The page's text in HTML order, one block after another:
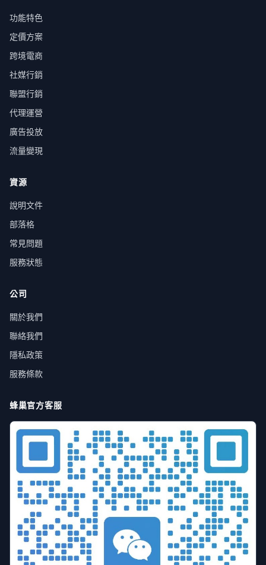
功能特色
定價方案
跨境電商
社媒行銷
聯盟行銷
代理運營
廣告投放
流量變現
資源
說明文件
部落格
常見問題
服務狀態
公司
關於我們
聯絡我們
隱私政策
服務條款
蜂巢官方客服